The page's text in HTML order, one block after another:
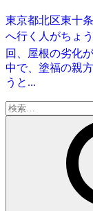
東京都北区東十
へ行く人がちょ
回、屋根の劣化
中で、塗福の親
うと...
検
索: